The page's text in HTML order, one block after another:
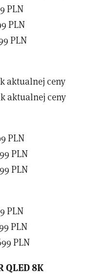
PLN
PLN
PLN
aktualnej ceny
aktualnej ceny
PLN
PLN
PLN
PLN
PLN
PLN
QLED 8K